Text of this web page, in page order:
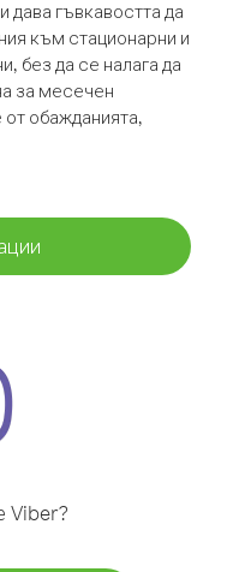
дава гъвкавостта да
към стационарни и
без да се налага да
за месечен
обажданията,
Viber?